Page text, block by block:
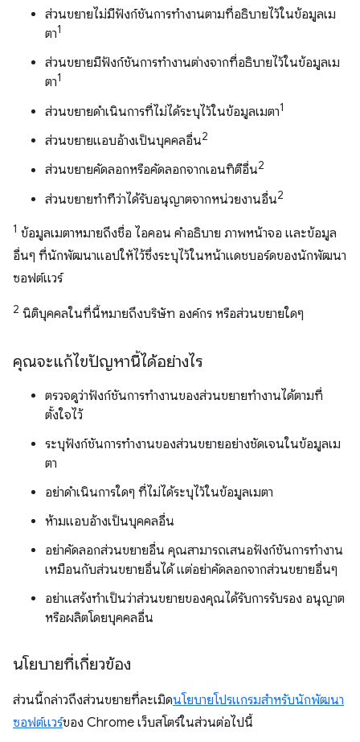
ส่วนขยายไม่มีฟังก์ชันการทํางานตามที่อธิบายไว้ในข้อมูลเม
ตา1
ส่วนขยายมีฟังก์ชันการทำงานต่างจากที่อธิบายไว้ในข้อมูลเม
ตา1
ส่วนขยายดำเนินการที่ไม่ได้ระบุไว้ในข้อมูลเมตา1
ส่วนขยายแอบอ้างเป็นบุคคลอื่น2
ส่วนขยายคัดลอกหรือคัดลอกจากเอนทิตีอื่น2
ส่วนขยายทำทีว่าได้รับอนุญาตจากหน่วยงานอื่น2
1 ข้อมูลเมตาหมายถึงชื่อ ไอคอน คำอธิบาย ภาพหน้าจอ และข้อมูล
อื่นๆ ที่นักพัฒนาแอปให้ไว้ซึ่งระบุไว้ในหน้าแดชบอร์ดของนักพัฒนา
ซอฟต์แวร์
2 นิติบุคคลในที่นี้หมายถึงบริษัท องค์กร หรือส่วนขยายใดๆ
คุณจะแก้ไขปัญหานี้ได้อย่างไร
ตรวจดูว่าฟังก์ชันการทำงานของส่วนขยายทำงานได้ตามที่
ตั้งใจไว้
ระบุฟังก์ชันการทำงานของส่วนขยายอย่างชัดเจนในข้อมูลเม
ตา
อย่าดำเนินการใดๆ ที่ไม่ได้ระบุไว้ในข้อมูลเมตา
ห้ามแอบอ้างเป็นบุคคลอื่น
อย่าคัดลอกส่วนขยายอื่น คุณสามารถเสนอฟังก์ชันการทำงาน
เหมือนกับส่วนขยายอื่นได้ แต่อย่าคัดลอกจากส่วนขยายอื่นๆ
อย่าแสร้งทำเป็นว่าส่วนขยายของคุณได้รับการรับรอง อนุญาต
หรือผลิตโดยบุคคลอื่น
นโยบายที่เกี่ยวข้อง
ส่วนนี้กล่าวถึงส่วนขยายที่ละเมิดนโยบายโปรแกรมสำหรับนักพัฒนา
ซอฟต์แวร์ของ Chrome เว็บสโตร์ในส่วนต่อไปนี้